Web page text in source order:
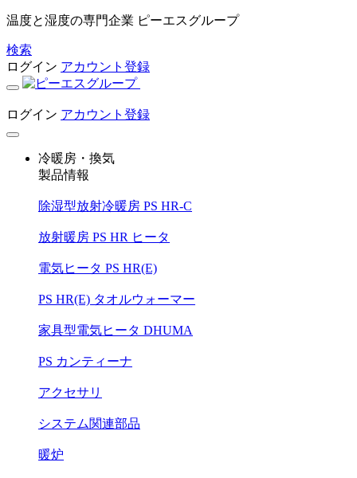
温度と湿度の専門企業 ピーエスグループ
検索
ログイン アカウント登録
ログイン アカウント登録
冷暖房・換気
製品情報
除湿型放射冷暖房 PS HR-C
放射暖房 PS HR ヒータ
電気ヒータ PS HR(E)
PS HR(E) タオルウォーマー
家具型電気ヒータ DHUMA
PS カンティーナ
アクセサリ
システム関連部品
暖炉